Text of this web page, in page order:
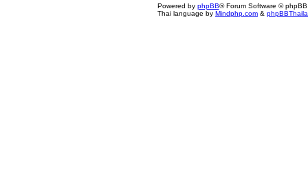
Powered by phpBB® Forum Software © phpBB
Thai language by Mindphp.com &